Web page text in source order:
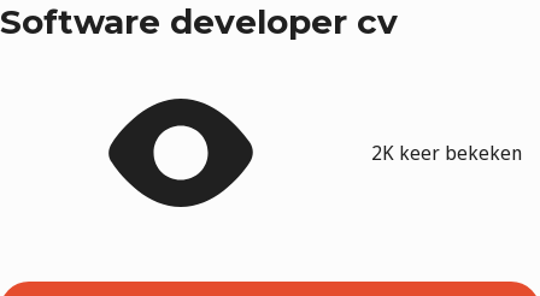
Software developer cv
2K keer bekeken